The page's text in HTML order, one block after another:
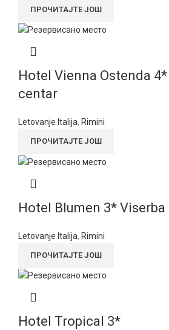
ПРОЧИТАЈТЕ ЈОШ
Hotel Vienna Ostenda
centar
Letovanje Italija, Rimini
ПРОЧИТАЈТЕ ЈОШ
Hotel Blumen 3* Viserba
Letovanje Italija, Rimini
ПРОЧИТАЈТЕ ЈОШ
Hotel Tropical 3*